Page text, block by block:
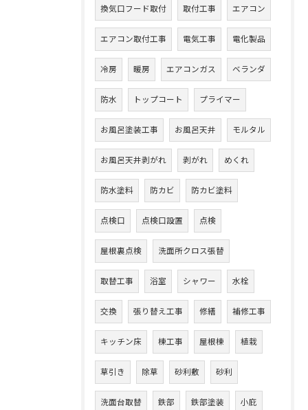
換気口フード取付 取付工事 エアコン
エアコン取付工事 電気工事 電化製品
冷房 暖房 エアコンガス ベランダ
防水 トップコート プライマー
お風呂塗装工事 お風呂天井 モルタル
お風呂天井剥がれ 剥がれ めくれ
防水塗料 防カビ 防カビ塗料
点検口 点検口設置 点検
屋根裏点検 洗面所クロス張替
取替工事 浴室 シャワー 水栓
交換 張り替え工事 修繕 補修工事
キッチン床 棟工事 屋根棟 植栽
草引き 除草 砂利敷 砂利
洗面台取替 鉄部 鉄部塗装 小庇